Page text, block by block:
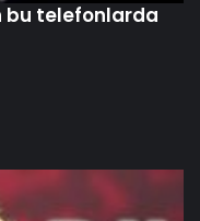
bu telefonlarda